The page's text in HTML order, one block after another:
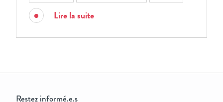
Lire la suite
Restez informé.e.s